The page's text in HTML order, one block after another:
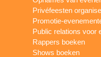
Privéfeesten
Promotie-
Public relations voor
Rappers boeken
Shows boeken